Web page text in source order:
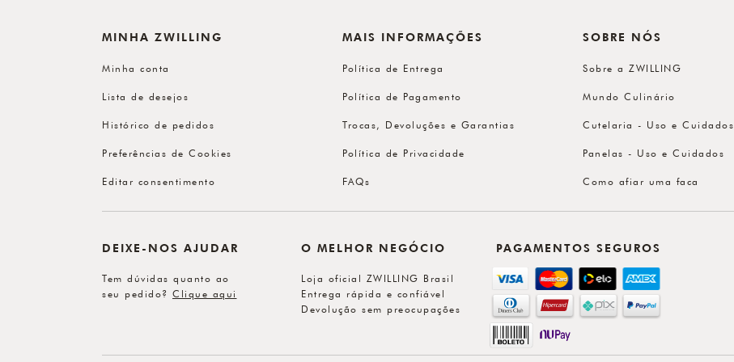
MINHA ZWILLING
Minha conta
Lista de desejos
Histórico de pedidos
Preferências de Cookies
Editar consentimento
MAIS INFORMAÇÕES
Política de Entrega
Política de Pagamento
Trocas, Devoluções e Garantias
Política de Privacidade
FAQs
SOBRE NÓS
Sobre a ZWILLING
Mundo Culinário
Cutelaria - Uso e Cuidados
Panelas - Uso e Cuidados
Como afiar uma faca
DEIXE-NOS AJUDAR
Tem dúvidas quanto ao
seu pedido? Clique aqui
O MELHOR NEGÓCIO
Loja oficial ZWILLING Brasil
Entrega rápida e confiável
Devolução sem preocupações
PAGAMENTOS SEGUROS